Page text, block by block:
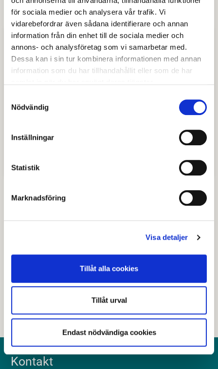
för sociala medier och analysera vår trafik. Vi
vidarebefordrar även sådana identifierare och annan
information från din enhet till de sociala medier och
annons- och analysföretag som vi samarbetar med.
Dessa kan i sin tur kombinera informationen med annan
information som du har tillhandahållit eller som de har
Nödvändig
Inställningar
Statistik
Marknadsföring
Visa detaljer
Tillåt alla cookies
Tillåt urval
Endast nödvändiga cookies
Hitta snabbt
Senast granskad04 november 2025.
Kontakt